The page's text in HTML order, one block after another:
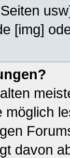
[img]
davon